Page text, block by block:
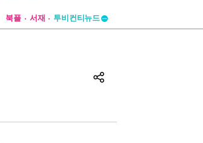
북플 서재
투비컨티뉴드